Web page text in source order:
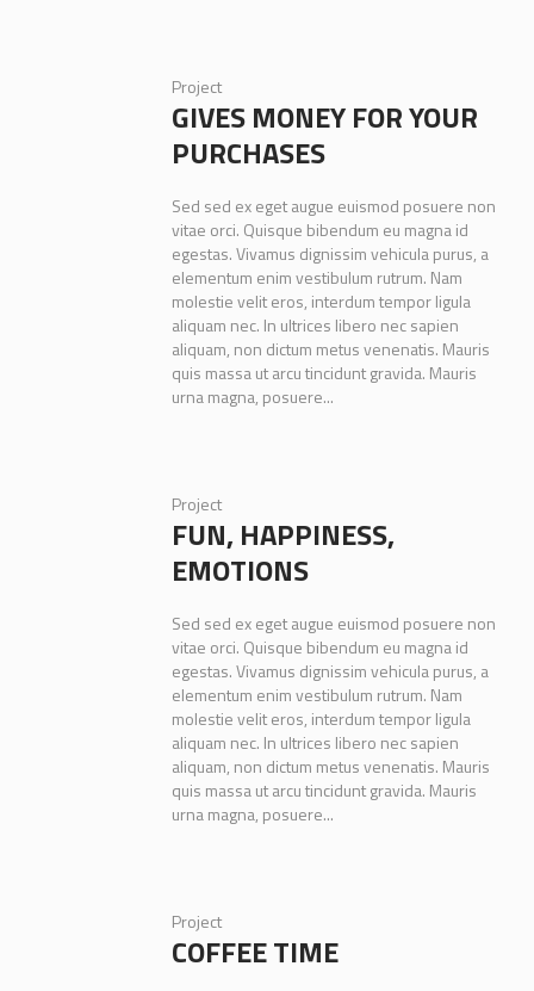
Project
GIVES MONEY FOR YOUR
PURCHASES
Sed sed ex eget augue euismod posuere non
vitae orci. Quisque bibendum eu magna id
egestas. Vivamus dignissim vehicula purus, a
elementum enim vestibulum rutrum. Nam
molestie velit eros, interdum tempor ligula
aliquam nec. In ultrices libero nec sapien
aliquam, non dictum metus venenatis. Mauris
quis massa ut arcu tincidunt gravida. Mauris
urna magna, posuere...
Project
FUN, HAPPINESS,
EMOTIONS
Sed sed ex eget augue euismod posuere non
vitae orci. Quisque bibendum eu magna id
egestas. Vivamus dignissim vehicula purus, a
elementum enim vestibulum rutrum. Nam
molestie velit eros, interdum tempor ligula
aliquam nec. In ultrices libero nec sapien
aliquam, non dictum metus venenatis. Mauris
quis massa ut arcu tincidunt gravida. Mauris
urna magna, posuere...
Project
COFFEE TIME